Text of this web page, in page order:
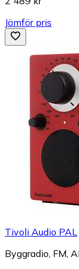
Jämför pris
Tivoli Audio PAL
Byggradio, FM,